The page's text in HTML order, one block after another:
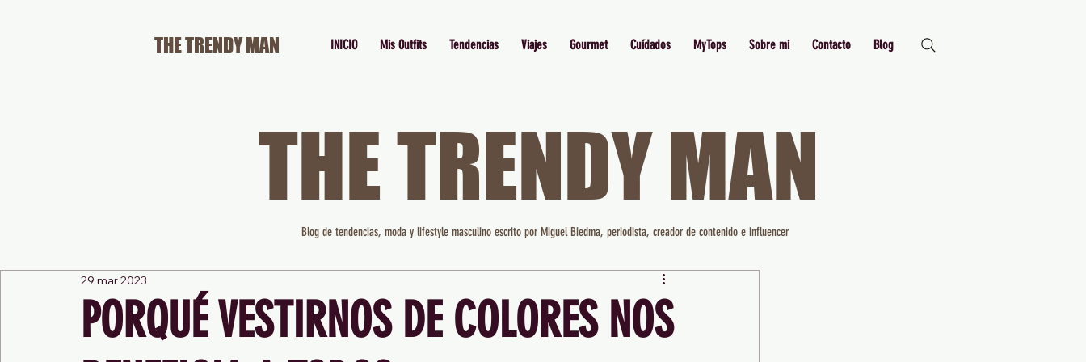
INICIO Mis Outfits Tendencias Viajes Gourmet Cuídados MyTops Sobre mi Contacto Blog
THE TRENDY MAN
PORQUÉ VESTIRNOS DE COLORES NOS
29 mar 2023
Blog de tendencias, moda y lifestyle masculino escrito por Miguel Biedma, periodista, creador de contenido e influencer
THE TRENDY MAN